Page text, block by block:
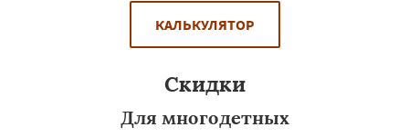
КАЛЬКУЛЯТОР
Скидки
Для многодетных